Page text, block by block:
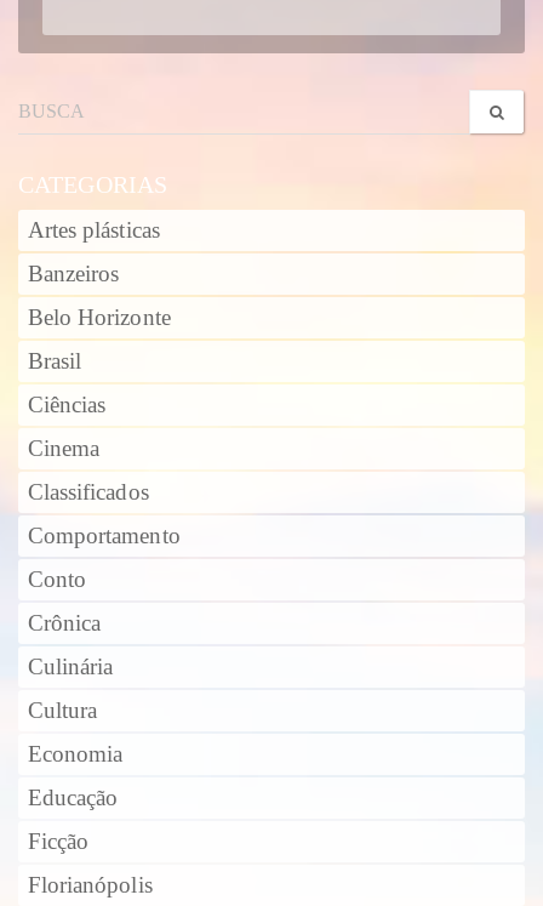
CATEGORIAS
Artes plásticas
Banzeiros
Belo Horizonte
Brasil
Ciências
Cinema
Classificados
Comportamento
Conto
Crônica
Culinária
Cultura
Economia
Educação
Ficção
Florianópolis